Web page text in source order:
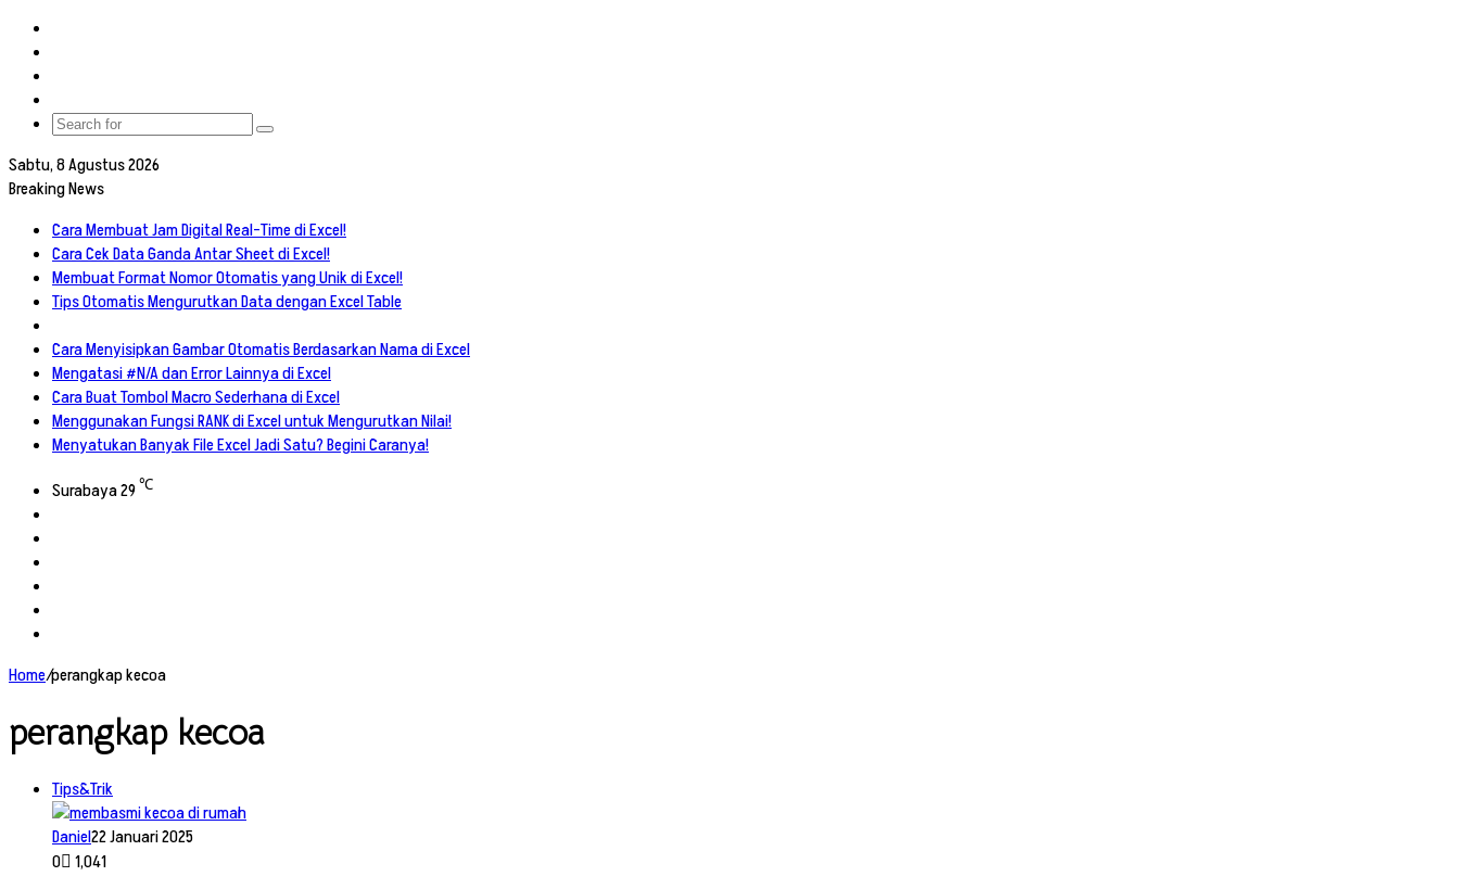
skin
Search
Sabtu, 8 Agustus 2026
Breaking News
Cara Membuat Jam Digital Real-Time di Excel!
Cara Cek Data Ganda Antar Sheet di Excel!
Membuat Format Nomor Otomatis yang Unik di Excel!
Tips Otomatis Mengurutkan Data dengan Excel Table
Cara Menyisipkan Gambar Otomatis Berdasarkan Nama di Excel
Mengatasi #N/A dan Error Lainnya di Excel
Cara Buat Tombol Macro Sederhana di Excel
Menggunakan Fungsi RANK di Excel untuk Mengurutkan Nilai!
Menyatukan Banyak File Excel Jadi Satu? Begini Caranya!
Surabaya29℃
Home/perangkap kecoa
perangkap kecoa
Tips&Trik
Daniel22 Januari 2025
0 1,041